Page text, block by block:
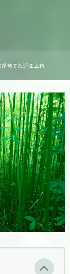
が育てた近江上布